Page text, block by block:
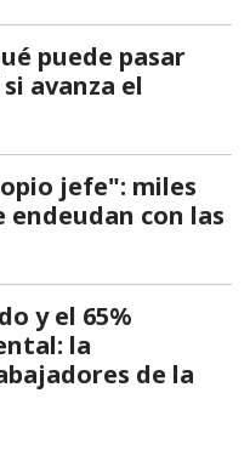
puede pasar
avanza el
jefe": miles
con las
y el 65%
la
de la